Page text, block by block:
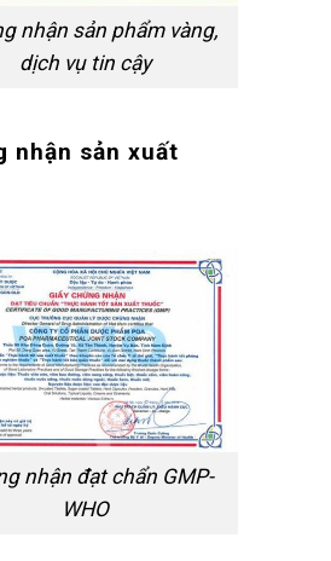
nhận sản phẩm vàng,
dịch vụ tin cậy
nhận sản xuất
nhận đạt chẩn GMP-
WHO